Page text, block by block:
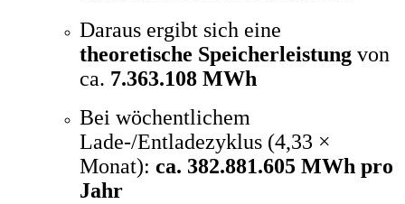
Daraus ergibt sich eine
theoretische Speicherleistung von
ca. 7.363.108 MWh
Bei wöchentlichem
Lade-/Entladezyklus (4,33 ×
Monat): ca. 382.881.605 MWh pro
Jahr